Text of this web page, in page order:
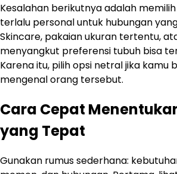
Kesalahan berikutnya adalah
terlalu personal untuk hubungan
Skincare, pakaian ukuran tertentu,
menyangkut preferensi tubuh bisa
Karena itu, pilih opsi netral jika
mengenal orang tersebut.
Cara Cepat
yang Tepat
Gunakan rumus sederhana: